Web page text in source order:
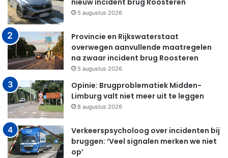
nieuw incident brug Roosteren
5 augustus 2026
Provincie en Rijkswaterstaat
overwegen aanvullende maatregelen
na zwaar incident brug Roosteren
5 augustus 2026
Opinie: Brugproblematiek Midden-
Limburg valt niet meer uit te leggen
8 augustus 2026
Verkeerspsycholoog over incidenten bij
bruggen: ‘Veel signalen merken we niet
op’